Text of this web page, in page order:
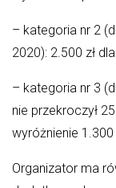
– kategoria nr 2
2020): 2.500 zł
– kategoria nr 3
nie przekroczył
wyróżnienie 1.300
Organizator ma